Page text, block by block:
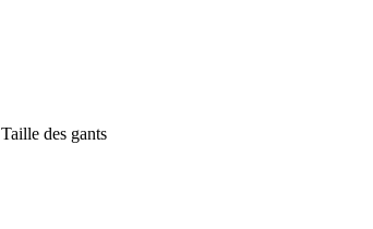
Taille des gants